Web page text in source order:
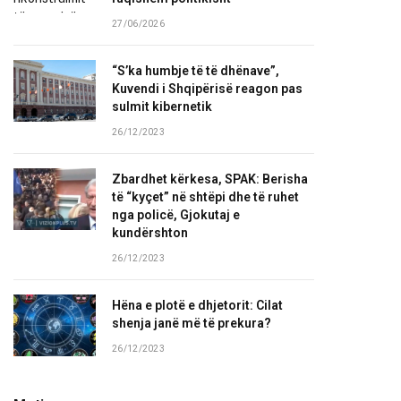
27/06/2026
“S’ka humbje të të dhënave”,
Kuvendi i Shqipërisë reagon pas
sulmit kibernetik
26/12/2023
Zbardhet kërkesa, SPAK: Berisha
të “kyçet” në shtëpi dhe të ruhet
nga policë, Gjokutaj e
kundërshton
26/12/2023
Hëna e plotë e dhjetorit: Cilat
shenja janë më të prekura?
26/12/2023